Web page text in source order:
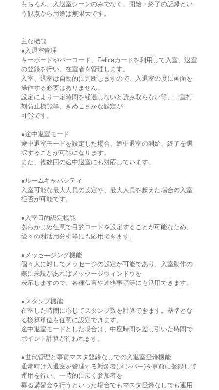
もちろん、入退室シーンのみでなく、開始・終了の記録とい
う観点から用途は無限大です。
主な機能
●入退室管理
キーボードやバーコード、Felicaカードを利用して入室、退室
の登録を行い、在室者を管理します。
入室、退室は自動的に判断しますので、入退室の度に画面を
操作する必要はありません。
設定により一定時間を経過しないと読み取らない等、二重打
刻防止機能等、きめこまかな設定が
可能です。
●途中退室モード
途中退室モードを設定した場合、途中退室の開始、終了を選
択することが可能になります。
また、複数回の途中退室にも対応しています。
●ルームキャパシティ
入室可能な最大人員の設定や、最大人員を超えた場合の入室
拒否が可能です。
●入室目的設定機能
あらかじめ任意で目的コードを設定することが可能なため、
後々の利活用分析等にも応用できます。
●メッセ―ジング機能
個々人に対してメッセージの設定が可能であり、入室動作の
際に未読があればメッセージウィンドウを
表示しますので、各種伝言や連絡事項等にも活用できます。
●スタンプ機能
在室した時間に応じてスタンプ数を計算できます。基準とな
る換算単位も任意に設定できます。
途中退室モードとした場合は、中座時間を差し引いた時間で
ポイント計算が行われます。
●世代管理と事前マスタ登録なしでの入退室登録機能
通常時は入退室を管理する対象者(メンバー)を事前に登録して
運用を行い、一時的に広く参加者を
募る講習会を行うといった場合でもマスタ登録なしでも運用